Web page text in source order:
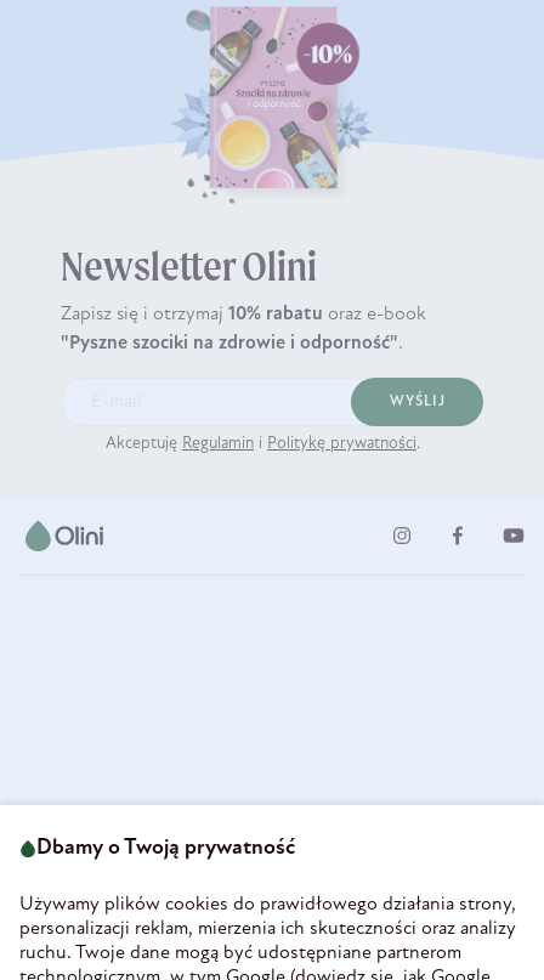
Newsletter Olini
Zapisz się i otrzymaj 10% rabatu oraz e-book
"Pyszne szociki na zdrowie i odporność".
WYŚLIJ
Akceptuję Regulamin i Politykę prywatności.
58-160 Świebodzice
REGON 890213034
INFORMACJE
Dbamy o Twoją prywatność
Używamy plików cookies do prawidłowego działania strony,
personalizacji reklam, mierzenia ich skuteczności oraz analizy
ruchu. Twoje dane mogą być udostępniane partnerom